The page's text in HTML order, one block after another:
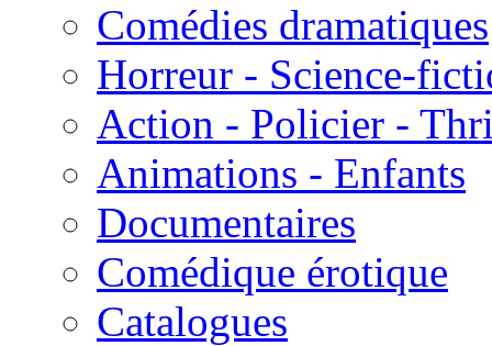
Comédies dramatiques
Horreur - Science-
Action - Policier -
Animations - Enfants
Documentaires
Comédique érotique
Catalogues